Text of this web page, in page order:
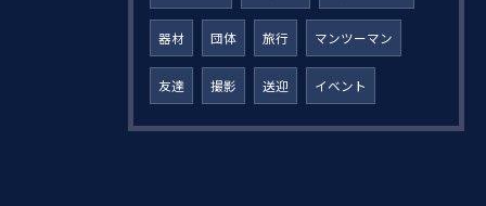
器材 団体 旅行 マンツーマン
友達 撮影 送迎 イベント